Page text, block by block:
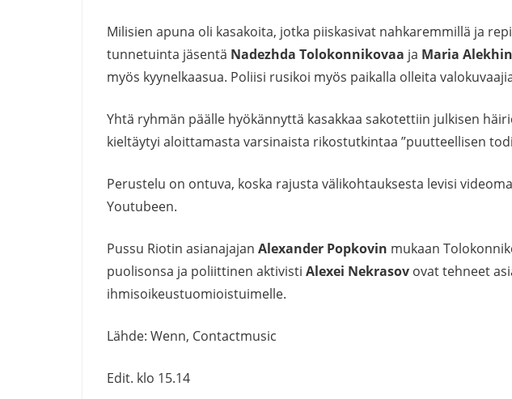
Milisien apuna oli kasakoita, jotka piiskasivat nahkaremmillä ja
tunnetuinta jäsentä Nadezhda Tolokonnikovaa ja Maria
myös kyynelkaasua. Poliisi rusikoi myös paikalla olleita
Yhtä ryhmän päälle hyökännyttä kasakkaa sakotettiin julkisen
kieltäytyi aloittamasta varsinaista rikostutkintaa ”puutteellisen
Perustelu on ontuva, koska rajusta välikohtauksesta levisi
Youtubeen.
Pussu Riotin asianajajan Alexander Popkovin mukaan
puolisonsa ja poliittinen aktivisti Alexei Nekrasov ovat tehneet
ihmisoikeustuomioistuimelle.
Lähde: Wenn, Contactmusic
Edit. klo 15.14